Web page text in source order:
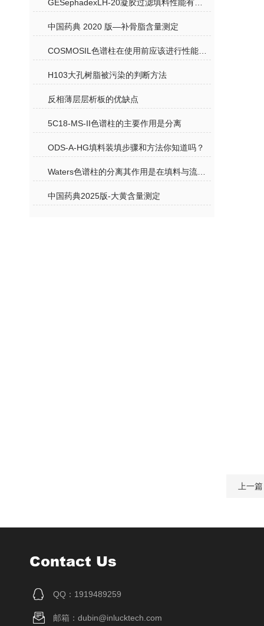
中国药典 2020 版—补骨脂含量测定
H103大孔树脂被污染的判断方法
反相薄层层析板的优缺点
5C18-MS-II色谱柱的主要作用是分离
ODS-A-HG填料装填步骤和方法你知道吗？
中国药典2025版-大黄含量测定
上一
Contact Us
QQ：1919489259
邮箱：dubin@inlucktech.com